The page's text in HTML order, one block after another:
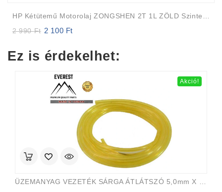
2 990Ft Original
2
2 100 Ft
2
Ez is érdekelhet:
Akció!